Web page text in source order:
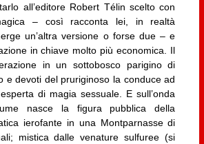
all’editore Robert Télin scelto con
– così racconta lei, in realtà
un’altra versione o forse due – e
in chiave molto più economica. Il
in un sottobosco parigino di
e devoti del pruriginoso la conduce ad
di magia sessuale. E sull’onda
nasce la figura pubblica della
ierofante in una Montparnasse di
mistica dalle venature sulfuree (si